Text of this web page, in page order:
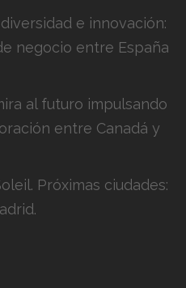
e innovación:
negocio entre España
al futuro impulsando
entre Canadá y
Próximas ciudades: